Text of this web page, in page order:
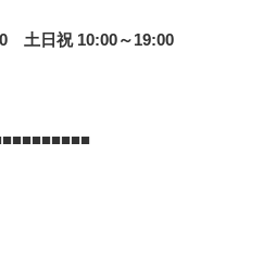
　土日祝 10:00～19:00